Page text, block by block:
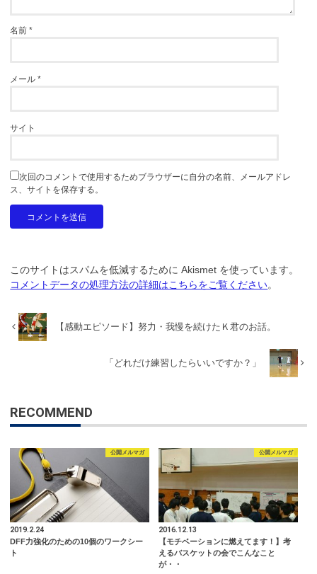
名前*
メール*
サイト
次回のコメントで使用するためブラウザーに自分の名前、メールアドレ
ス、サイトを保存する。
このサイトはスパムを低減するために Akismet を使っています。
コメントデータの処理方法の詳細はこちらをご覧ください。
【感動エピソード】努力・我慢を続けたＫ君のお話。
「どれだけ練習したらいいですか？」
RECOMMEND
公開メルマガ
2019.2.24
DFF力強化のための10個のワークシー
ト
公開メルマガ
2016.12.13
【モチベーションに燃えてます！】考
えるバスケットの会でこんなこと
が・・